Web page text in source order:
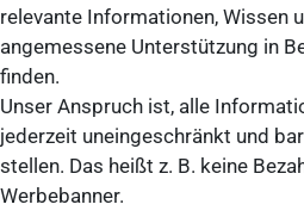
relevante Informationen, Wissen
angemessene Unterstützung in
finden.
Unser Anspruch ist, alle
jederzeit uneingeschränkt und
stellen. Das heißt z. B. keine
Werbebanner.